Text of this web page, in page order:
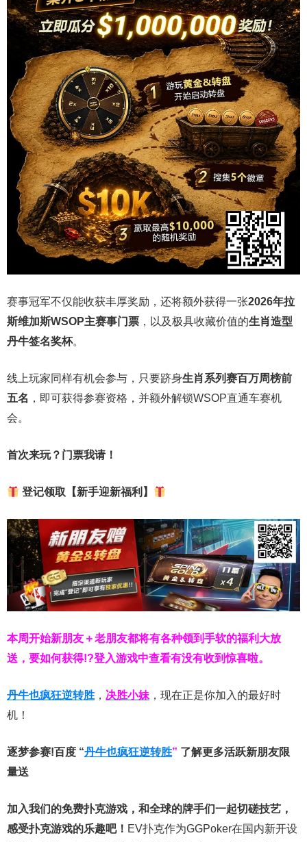
赛事冠军不仅能收获丰厚奖励，还将额外获得一张2026年拉
斯维加斯WSOP主赛事门票 ，以及极具收藏价值的生肖造型
丹牛签名奖杯。
线上玩家同样有机会参与，只要跻身生肖系列赛百万周榜前
五名 ，即可获得参赛资格，并额外解锁WSOP直通车赛机
会。
首次来玩？门票我请！
登记领取【新手迎新福利】
本周开始新朋友＋老朋友都将有各种领到手软的福利大放
送，要如何获得!?登入游戏中查看有没有收到惊喜啦。
丹牛也疯狂逆转胜 ， 决胜小妹 ，现在正是你加入的最好时
机！
逐梦参赛!百度 “丹牛也疯狂逆转胜” 了解更多活跃新朋友限
量送
加入我们的免费扑克游戏，和全球的牌手们一起切磋技艺，
感受扑克游戏的乐趣吧！ EV扑克作为GGPoker在国内新开设